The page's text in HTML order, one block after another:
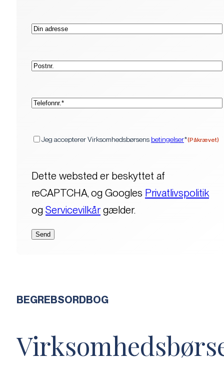
Adresse
Postnr.
Telefon*
Jeg accepterer Virksomhedsbørsens betingelser*(Påkrævet)
Dette websted er beskyttet af
reCAPTCHA, og Googles Privatlivspolitik
og Servicevilkårgælder.
BEGREBSORDBOG